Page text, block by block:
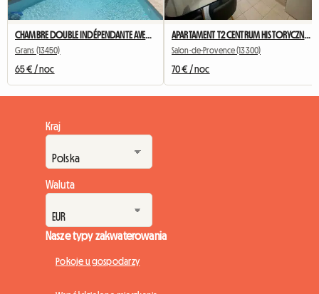
Grans (13450)
65 € / noc
Salon-de-Provence (13300)
70 € / noc
Kraj
Waluta
Nasze typy zakwaterowania
Pokoje u gospodarzy